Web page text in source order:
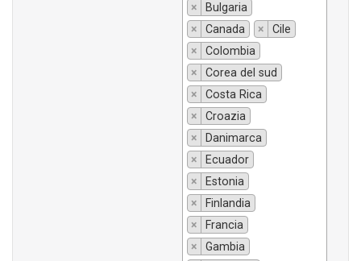
×
Bulgaria
×
Canada ×
Cile
×
Colombia
×
Corea del sud
×
Costa Rica
×
Croazia
×
Danimarca
×
Ecuador
×
Estonia
×
Finlandia
×
Francia
×
Gambia